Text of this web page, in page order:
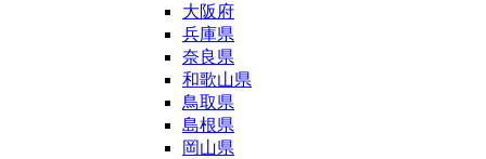
大阪府
兵庫県
奈良県
和歌山県
鳥取県
島根県
岡山県